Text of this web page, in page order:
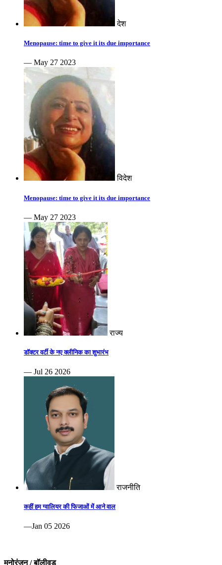
देश
Menopause: time to give it its due importance
— May 27 2023
विदेश
Menopause: time to give it its due importance
— May 27 2023
राज्य
डॉक्टर वर्टी के नए क्लीनिक का शुभारंभ
— Jul 26 2026
राजनीति
कहीं हम ग्वालियर की फिजाओं में आने वाल
—Jan 05 2026
मनोरंजन / बॉलीवुड